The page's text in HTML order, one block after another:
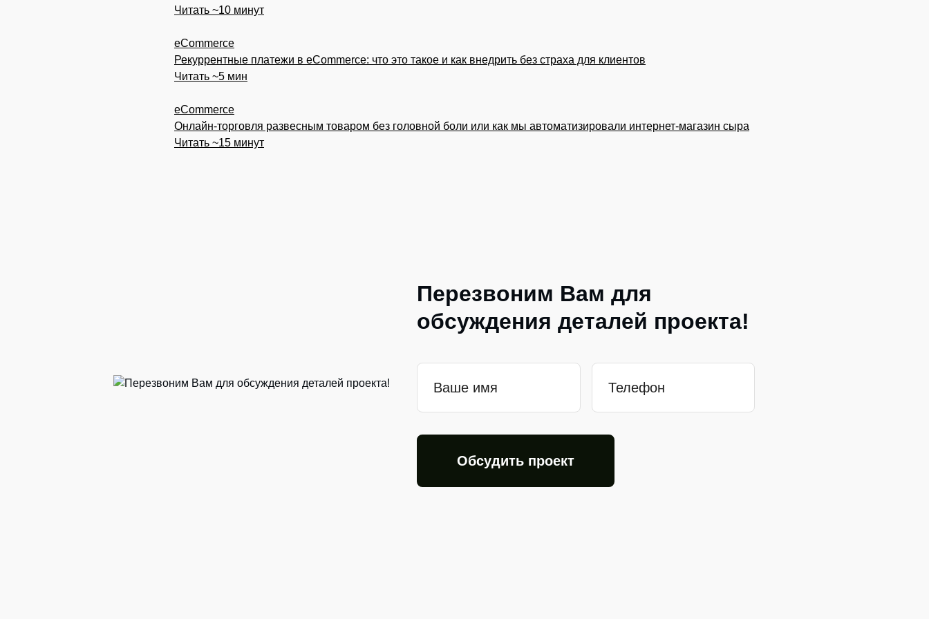
Читать ~10 минут
eCommerce
Рекуррентные платежи в eCommerce: что это такое и как внедрить без страха для клиентов
Читать ~5 мин
eCommerce
Онлайн-торговля развесным товаром без головной боли или как мы автоматизировали интернет-магазин сыра
Читать ~15 минут
Перезвоним Вам для
обсуждения деталей проекта!
Ваше имя Телефон